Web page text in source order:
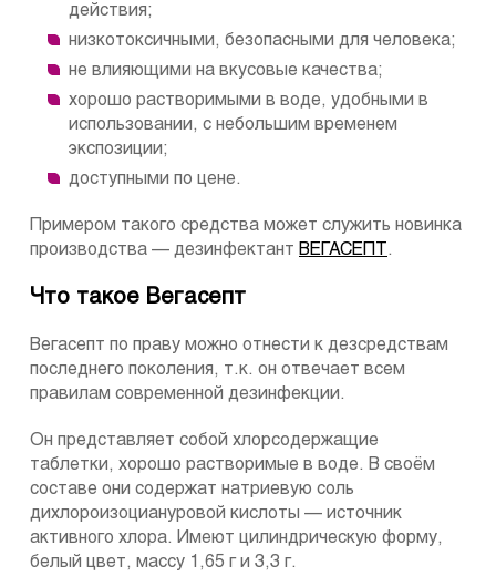
действия;
низкотоксичными, безопасными для человека;
не влияющими на вкусовые качества;
хорошо растворимыми в воде, удобными в
использовании, с небольшим временем
экспозиции;
доступными по цене.
Примером такого средства может служить новинка
производства — дезинфектант ВЕГАСЕПТ .
Что такое Вегасепт
Вегасепт по праву можно отнести к дезсредствам
последнего поколения, т.к. он отвечает всем
правилам современной дезинфекции.
Он представляет собой хлорсодержащие
таблетки, хорошо растворимые в воде. В своём
составе они содержат натриевую соль
дихлороизоциануровой кислоты — источник
активного хлора. Имеют цилиндрическую форму,
белый цвет, массу 1,65 г и 3,3 г.